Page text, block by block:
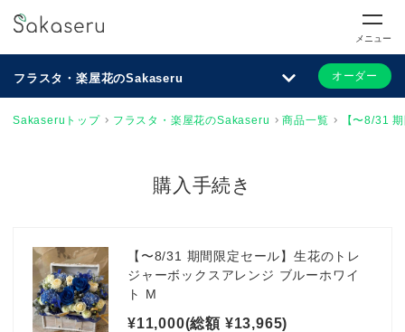
メニュー
フラスタ・楽屋花のSakaseru オーダー
Sakaseruトップ フラスタ・楽屋花のSakaseru 商品一覧 【〜8/31
購入手続き
【〜8/31 期間限定セール】生花のトレ
ジャーボックスアレンジ ブルーホワイ
ト M
¥11,000(総額 ¥13,965)